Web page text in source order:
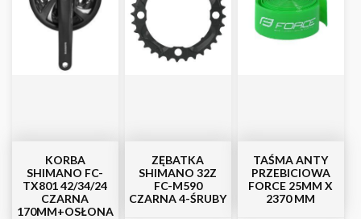
KORBA
SHIMANO FC-
TX801 42/34/24
CZARNA
170MM+OSŁONA
ZĘBATKA
SHIMANO 32Z
FC-M590
CZARNA 4-ŚRUBY
TAŚMA ANTY
PRZEBICIOWA
FORCE 25MM X
2370 MM